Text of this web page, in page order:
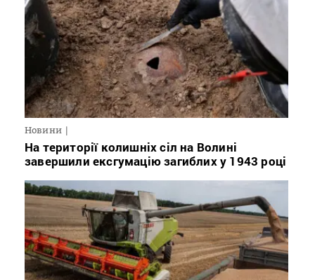
Новини
На території колишніх сіл на Волині
завершили ексгумацію загиблих у 1943 році